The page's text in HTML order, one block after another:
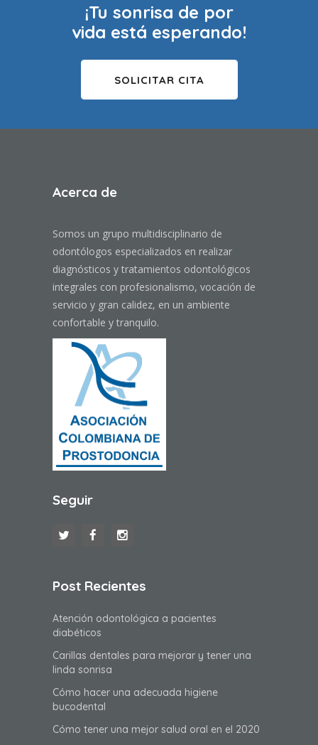
¡Tu sonrisa de por
vida está esperando!
SOLICITAR CITA
Acerca de
Somos un grupo multidisciplinario de
odontólogos especializados en realizar
diagnósticos y tratamientos odontológicos
integrales con profesionalismo, vocación de
servicio y gran calidez, en un ambiente
confortable y tranquilo.
Seguir
Post Recientes
Atención odontológica a pacientes
diabéticos
Carillas dentales para mejorar y tener una
linda sonrisa
Cómo hacer una adecuada higiene
bucodental
Cómo tener una mejor salud oral en el 2020